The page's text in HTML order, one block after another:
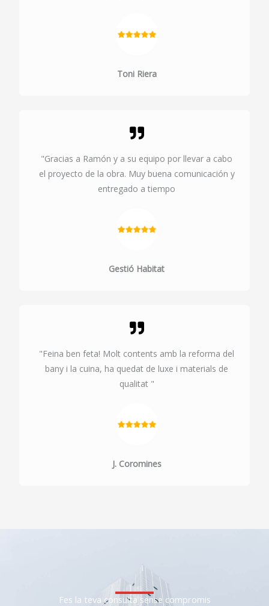
Toni Riera
"Gracias a Ramón y a su equipo por llevar a cabo
el proyecto de la obra. Muy buena comunicación y
entregado a tiempo
Gestió Habitat
"Feina ben feta! Molt contents amb la reforma del
bany i la cuina, ha quedat de luxe i materials de
qualitat "
J. Coromines
Fes la teva consulta sense compromis